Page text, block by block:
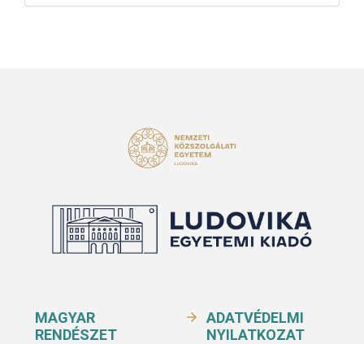
MAGYAR
RENDÉSZET
ADATVÉDELMI
NYILATKOZAT